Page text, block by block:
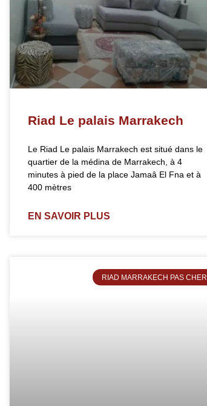
Riad Le palais Marrakech
Le Riad Le palais Marrakech est situé dans le
quartier de la médina de Marrakech, à 4
minutes à pied de la place Jamaâ El Fna et à
400 mètres
EN SAVOIR PLUS
RIAD MARRAKECH PAS CHER